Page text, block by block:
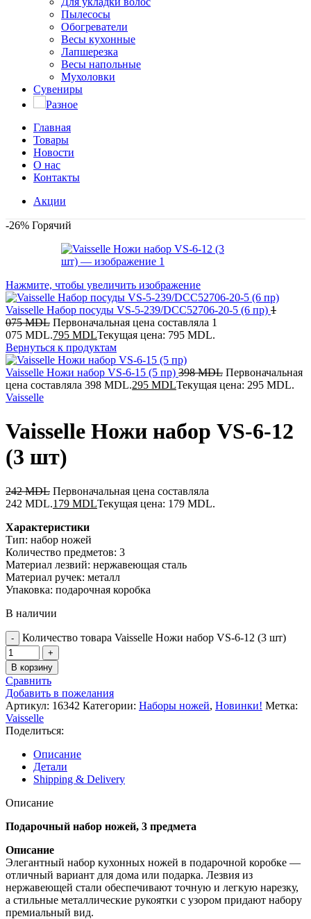
Пылесосы
Обогреватели
Весы кухонные
Лапшерезка
Весы напольные
Мухоловки
Сувениры
Разное
Главная
Товары
Новости
О нас
Контакты
Акции
-26% Горячий
Нажмите, чтобы увеличить изображение
Vaisselle Набор посуды VS-5-239/DCC52706-20-5 (6 пр) 1
075MDL Первоначальная цена составляла 1
075 MDL.795 MDLТекущая цена: 795 MDL.
Вернуться к продуктам
Vaisselle Ножи набор VS-6-15 (5 пр) 398MDL Первоначальная
цена составляла 398 MDL.295 MDLТекущая цена: 295 MDL.
Vaisselle
Vaisselle Ножи набор VS-6-12
(3 шт)
242MDL Первоначальная цена составляла
242 MDL.179 MDLТекущая цена: 179 MDL.
Характеристики
Тип: набор ножей
Количество предметов: 3
Материал лезвий: нержавеющая сталь
Материал ручек: металл
Упаковка: подарочная коробка
В наличии
Количество товара Vaisselle Ножи набор VS-6-12 (3 шт)
В корзину
Сравнить
Добавить в пожелания
Артикул: 16342 Категории: Наборы ножей, Новинки! Метка:
Vaisselle
Поделиться:
Описание
Детали
Shipping & Delivery
Описание
Подарочный набор ножей, 3 предмета
Описание
Элегантный набор кухонных ножей в подарочной коробке —
отличный вариант для дома или подарка. Лезвия из
нержавеющей стали обеспечивают точную и легкую нарезку,
а стильные металлические рукоятки с узором придают набору
премиальный вид.